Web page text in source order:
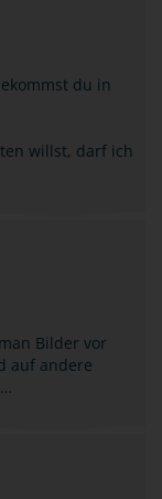
du in
willst, darf ich
Bilder vor
auf andere